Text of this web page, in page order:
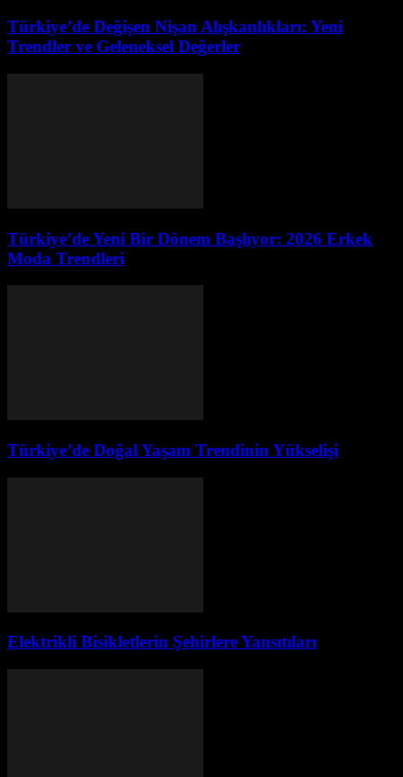
Türkiye’de Değişen Nişan Alışkanlıkları: Yeni
Trendler ve Geleneksel Değerler
Türkiye’de Yeni Bir Dönem Başlıyor: 2026 Erkek
Moda Trendleri
Türkiye’de Doğal Yaşam Trendinin Yükselişi
Elektrikli Bisikletlerin Şehirlere Yansıtıları